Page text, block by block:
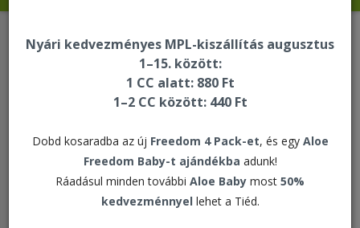
Nyári kedvezményes MPL-kiszállítás augusztus
1–15. között:
1 CC alatt: 880 Ft
1–2 CC között: 440 Ft
Dobd kosaradba az új Freedom 4 Pack-et, és egy Aloe
Freedom Baby-t ajándékba adunk!
Ráadásul minden további Aloe Baby most 50%
kedvezménnyel lehet a Tiéd.
Aloe Vera Gel 12 x 330ml